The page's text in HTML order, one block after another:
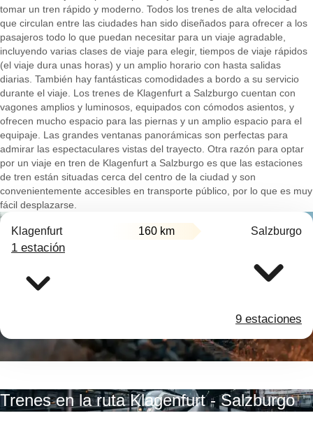
tomar un tren rápido y moderno. Todos los trenes de alta velocidad
que circulan entre las ciudades han sido diseñados para ofrecer a los
pasajeros todo lo que puedan necesitar para un viaje agradable,
incluyendo varias clases de viaje para elegir, tiempos de viaje rápidos
(el viaje dura unas horas) y un amplio horario con hasta salidas
diarias. También hay fantásticas comodidades a bordo a su servicio
durante el viaje. Los trenes de Klagenfurt a Salzburgo cuentan con
vagones amplios y luminosos, equipados con cómodos asientos, y
ofrecen mucho espacio para las piernas y un amplio espacio para el
equipaje. Las grandes ventanas panorámicas son perfectas para
admirar las espectaculares vistas del trayecto. Otra razón para optar
por un viaje en tren de Klagenfurt a Salzburgo es que las estaciones
de tren están situadas cerca del centro de la ciudad y son
convenientemente accesibles en transporte público, por lo que es muy
fácil desplazarse.
Klagenfurt 160 km Salzburgo
1 estación
9 estaciones
Trenes en la ruta Klagenfurt - Salzburgo